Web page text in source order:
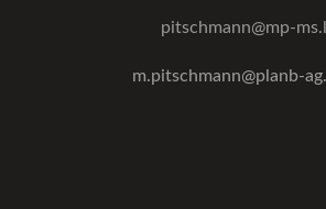
pitschmann@mp-
m.pitschmann@planb-